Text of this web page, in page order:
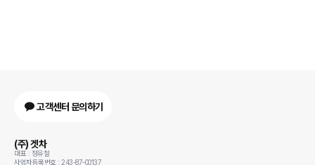
고객센터 문의하기
(주) 겟차
대표 : 정유철
사업자등록번호 : 243-87-00137